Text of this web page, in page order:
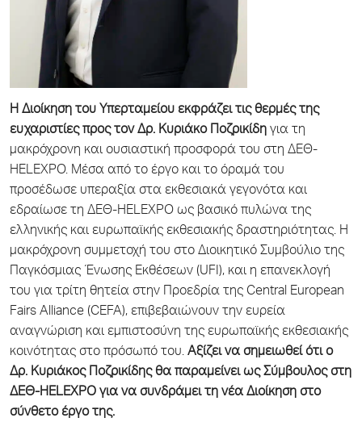
Η Διοίκηση του Υπερταμείου εκφράζει τις θερμές της
ευχαριστίες προς τον Δρ. Κυριάκο Ποζρικίδη για τη
μακρόχρονη και ουσιαστική προσφορά του στη ΔΕΘ-
HELEXPO. Μέσα από το έργο και το όραμά του
προσέδωσε υπεραξία στα εκθεσιακά γεγονότα και
εδραίωσε τη ΔΕΘ-HELEXPO ως βασικό πυλώνα της
ελληνικής και ευρωπαϊκής εκθεσιακής δραστηριότητας. Η
μακρόχρονη συμμετοχή του στο Διοικητικό Συμβούλιο της
Παγκόσμιας Ένωσης Εκθέσεων (UFI), και η επανεκλογή
του για τρίτη θητεία στην Προεδρία της Central European
Fairs Alliance (CEFA), επιβεβαιώνουν την ευρεία
αναγνώριση και εμπιστοσύνη της ευρωπαϊκής εκθεσιακής
κοινότητας στο πρόσωπό του. Αξίζει να σημειωθεί ότι ο
Δρ. Κυριάκος Ποζρικίδης θα παραμείνει ως Σύμβουλος στη
ΔΕΘ-HELEXPO για να συνδράμει τη νέα Διοίκηση στο
σύνθετο έργο της.